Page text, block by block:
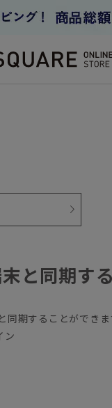
と同期す
同期することができ
ン